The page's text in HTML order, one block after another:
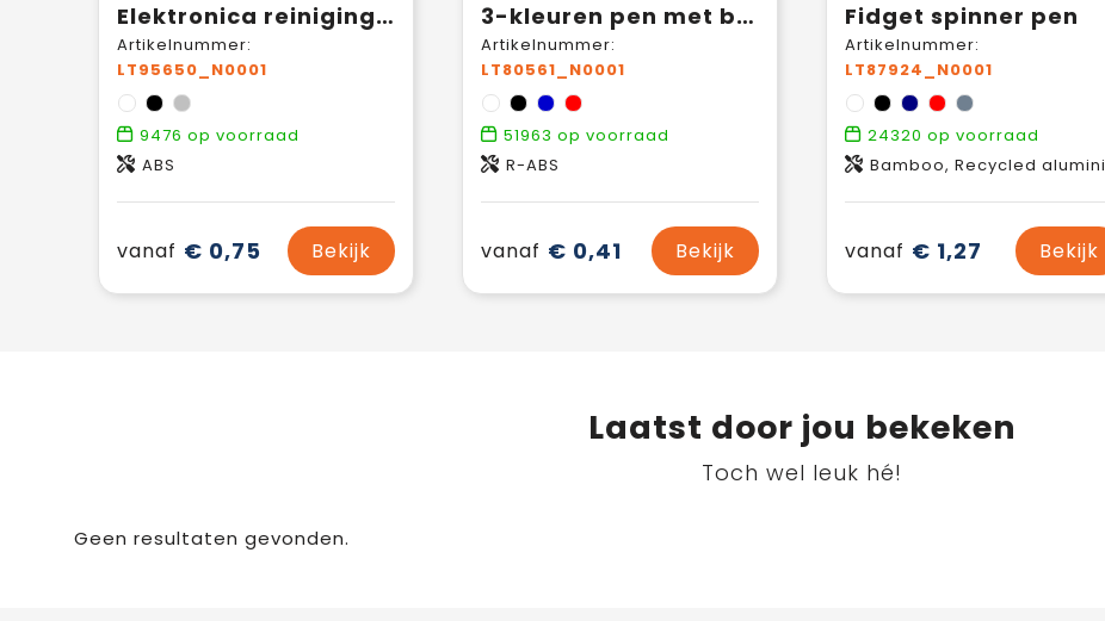
Elektronica reinigingspen
Artikelnummer:
LT95650_N0001
9476 op voorraad
ABS
vanaf € 0,75 Bekijk
3-kleuren pen met bamboe grip
Artikelnummer:
LT80561_N0001
51963 op voorraad
R-ABS
vanaf € 0,41 Bekijk
Fidget spinner pen
Artikelnummer:
LT87924_N0001
24320 op voorraad
Bamboo, Recycled aluminium
vanaf € 1,27 Bekijk
Laatst door jou bekeken
Toch wel leuk hé!
Geen resultaten gevonden.